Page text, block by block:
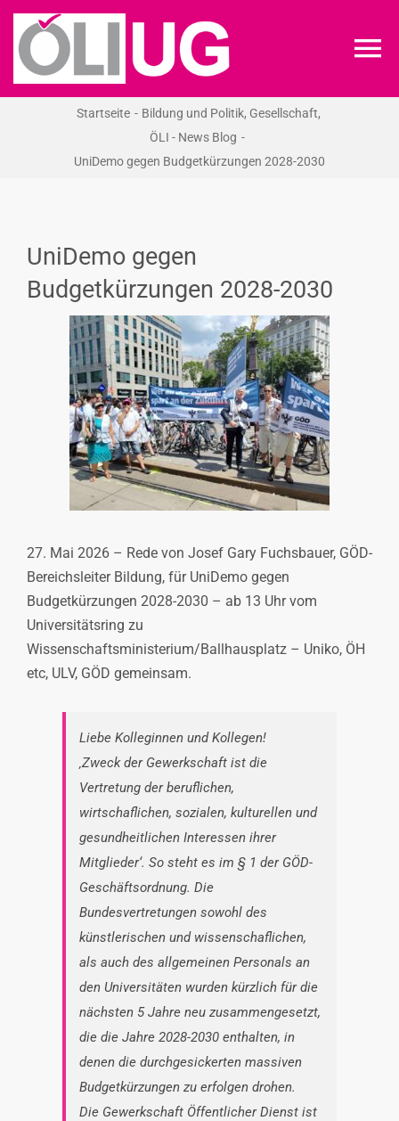
Zum
Inhalt
springen
RECHT
VERANSTALTUNGEN
INTERESSENSVERTRETUNG
KONTAKT
Startseite Bildung und Politik Gesellschaft
ÖLI - News Blog
UniDemo gegen Budgetkürzungen 2028-2030
UniDemo gegen
Budgetkürzungen 2028-2030
27. Mai 2026 – Rede von Josef Gary Fuchsbauer, GÖD-
Bereichsleiter Bildung, für UniDemo gegen
Budgetkürzungen 2028-2030 – ab 13 Uhr vom
Universitätsring zu
Wissenschaftsministerium/Ballhausplatz – Uniko, ÖH
etc, ULV, GÖD gemeinsam.
Liebe Kolleginnen und Kollegen!
‚Zweck der Gewerkschaft ist die
Vertretung der beruflichen,
wirtschaflichen, sozialen, kulturellen und
gesundheitlichen Interessen ihrer
Mitglieder‘. So steht es im § 1 der GÖD-
Geschäftsordnung. Die
Bundesvertretungen sowohl des
künstlerischen und wissenschaflichen,
als auch des allgemeinen Personals an
den Universitäten wurden kürzlich für die
nächsten 5 Jahre neu zusammengesetzt,
die die Jahre 2028-2030 enthalten, in
denen die durchgesickerten massiven
Budgetkürzungen zu erfolgen drohen.
Die Gewerkschaft Öffentlicher Dienst ist